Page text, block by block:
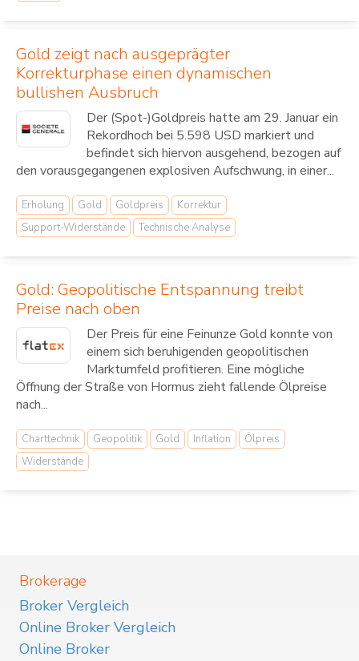
Gold zeigt nach ausgeprägter
Korrekturphase einen dynamischen
bullishen Ausbruch
Der (Spot-)Goldpreis hatte am 29. Januar ein
Rekordhoch bei 5.598 USD markiert und
befindet sich hiervon ausgehend, bezogen auf
den vorausgegangenen explosiven Aufschwung, in einer...
Erholung Gold Goldpreis
Korrektur
Support-Widerstände
Technische Analyse
Gold: Geopolitische Entspannung treibt
Preise nach oben
Der Preis für eine Feinunze Gold konnte von
einem sich beruhigenden geopolitischen
Marktumfeld profitieren. Eine mögliche
Öffnung der Straße von Hormus zieht fallende Ölpreise
nach...
Charttechnik Geopolitik Gold Inflation
Ölpreis
Widerstände
Brokerage
Broker Vergleich
Online Broker Vergleich
Online Broker